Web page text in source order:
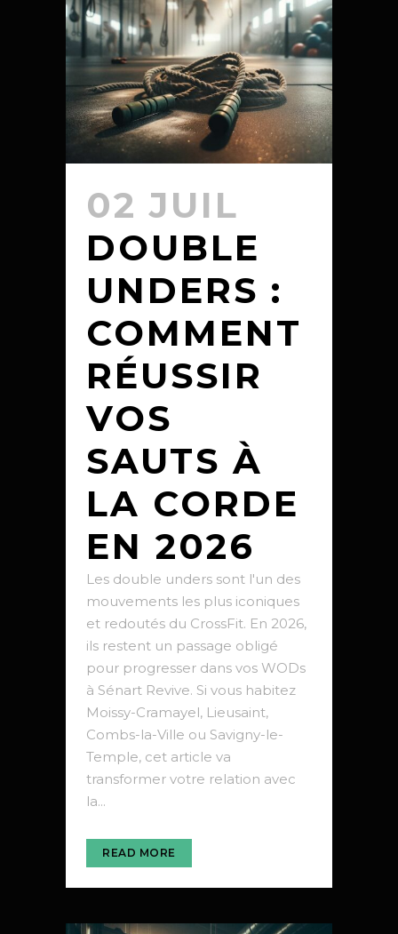
02 JUIL
DOUBLE
UNDERS :
COMMENT
RÉUSSIR
VOS
SAUTS À
LA CORDE
EN 2026
Les double unders sont l'un des
mouvements les plus iconiques
et redoutés du CrossFit. En 2026,
ils restent un passage obligé
pour progresser dans vos WODs
à Sénart Revive. Si vous habitez
Moissy-Cramayel, Lieusaint,
Combs-la-Ville ou Savigny-le-
Temple, cet article va
transformer votre relation avec
la...
READ MORE